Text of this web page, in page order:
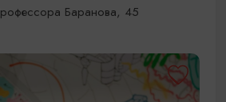
Баранова, 45